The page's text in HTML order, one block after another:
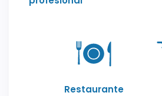
Restaurante